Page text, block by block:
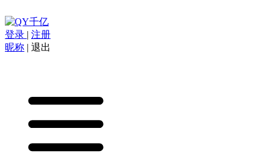
登录 | 注册
昵称 | 退出